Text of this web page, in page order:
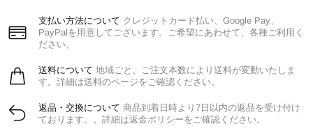
支払い方法について クレジットカード払い、Google Pay、
PayPalを用意してございます。ご希望にあわせて、各種ご利用く
ださい。
送料について 地域ごと、ご注文本数により送料が変動いたしま
す。詳細は送料のページをご確認ください。
返品・交換について 商品到着日時より7日以内の返品を受け付け
ております。。詳細は返金ポリシーをご確認ください。